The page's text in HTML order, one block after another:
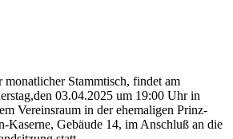
monatlicher Stammtisch, findet am
03.04.2025 um 19:00 Uhr in
Vereinsraum in der ehemaligen Prinz-
Kaserne, Gebäude 14, im Anschluß an die